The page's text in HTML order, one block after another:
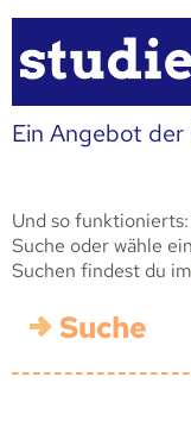
Ein Angebot
Und so
Suche oder wähle
Suchen findest du im
Suche